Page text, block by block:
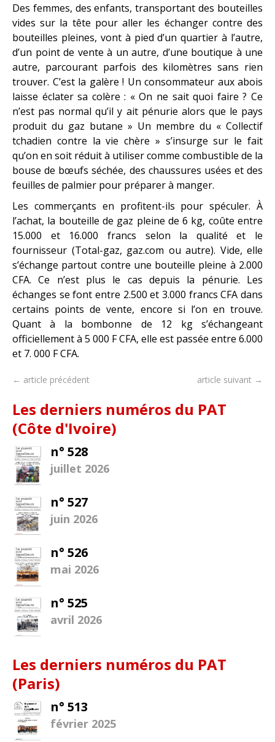
Des femmes, des enfants, transportant des bouteilles
vides sur la tête pour aller les échanger contre des
bouteilles pleines, vont à pied d’un quartier à l’autre,
d’un point de vente à un autre, d’une boutique à une
autre, parcourant parfois des kilomètres sans rien
trouver. C’est la galère ! Un consommateur aux abois
laisse éclater sa colère : « On ne sait quoi faire ? Ce
n’est pas normal qu’il y ait pénurie alors que le pays
produit du gaz butane » Un membre du « Collectif
tchadien contre la vie chère » s’insurge sur le fait
qu’on en soit réduit à utiliser comme combustible de la
bouse de bœufs séchée, des chaussures usées et des
feuilles de palmier pour préparer à manger.
Les commerçants en profitent-ils pour spéculer. À
l’achat, la bouteille de gaz pleine de 6 kg, coûte entre
15.000 et 16.000 francs selon la qualité et le
fournisseur (Total-gaz, gaz.com ou autre). Vide, elle
s’échange partout contre une bouteille pleine à 2.000
CFA. Ce n’est plus le cas depuis la pénurie. Les
échanges se font entre 2.500 et 3.000 francs CFA dans
certains points de vente, encore si l’on en trouve.
Quant à la bombonne de 12 kg s’échangeant
officiellement à 5 000 F CFA, elle est passée entre 6.000
et 7. 000 F CFA.
← article précédent article suivant →
Les derniers numéros du PAT
(Côte d'Ivoire)
n° 528
juillet 2026
n° 527
juin 2026
n° 526
mai 2026
n° 525
avril 2026
Les derniers numéros du PAT
(Paris)
n° 513
février 2025